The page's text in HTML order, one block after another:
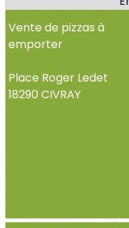
Vente de pizzas à
emporter
Place Roger Ledet
18290 CIVRAY